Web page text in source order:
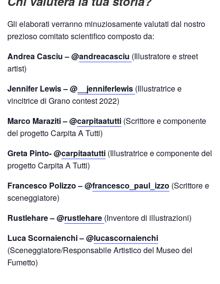
Gli elaborati verranno minuziosamente valutati dal nostro
prezioso comitato scientifico composto da:
Andrea Casciu – @andreacasciu (Illustratore e street
artist)
Jennifer Lewis – @ __jenniferlewis (Illustratrice e
vincitrice di Grano contest 2022)
Marco Maraziti – @carpitaatutti (Scrittore e componente
del progetto Carpita A Tutti)
Greta Pinto- @carpitaatutti (Illustratrice e componente del
progetto Carpita A Tutti)
Francesco Polizzo – @francesco_paul_izzo (Scrittore e
sceneggiatore)
Rustlehare – @rustlehare (Inventore di illustrazioni)
Luca Scornaienchi– @lucascornaienchi
(Sceneggiatore/Responsabile Artistico del Museo del
Fumetto)